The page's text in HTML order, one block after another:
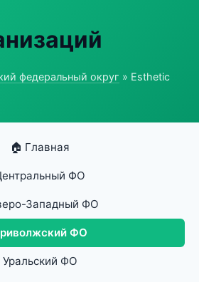
федеральный округ » Esthetic
🏠 Главная
ФО
Западный ФО
ФО
Уральский ФО